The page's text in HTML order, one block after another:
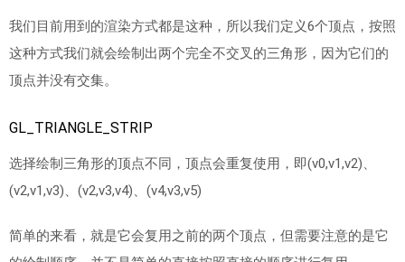
我们目前用到的渲染方式都是这种，所以我们定义6个顶点，按照
这种方式我们就会绘制出两个完全不交叉的三角形，因为它们的
顶点并没有交集。
GL_TRIANGLE_STRIP
选择绘制三角形的顶点不同，顶点会重复使用，即(v0,v1,v2)、
(v2,v1,v3)、(v2,v3,v4)、(v4,v3,v5)
简单的来看，就是它会复用之前的两个顶点，但需要注意的是它